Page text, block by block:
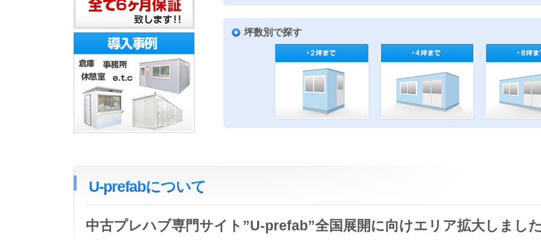
坪数別で探す
U-prefabについて
中古プレハブ専門サイト”U-prefab”全国展開に向けエリア拡大しまし